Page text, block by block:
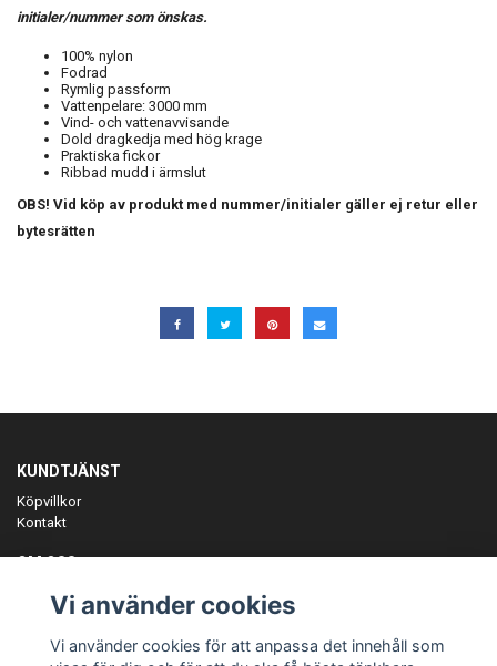
initialer/nummer som önskas.
100% nylon
Fodrad
Rymlig passform
Vattenpelare: 3000 mm
Vind- och vattenavvisande
Dold dragkedja med hög krage
Praktiska fickor
Ribbad mudd i ärmslut
OBS! Vid köp av produkt med nummer/initialer gäller ej retur eller
bytesrätten
KUNDTJÄNST
Köpvillkor
Kontakt
OM OSS
ANMÄL DIG TILL VÅRT NYHETSBREV
Prenumerera
Vi använder cookies
Vi använder cookies för att anpassa det innehåll som